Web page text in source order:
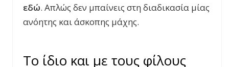
εδώ. Απλώς δεν μπαίνεις στη διαδικασία μίας
ανόητης και άσκοπης μάχης.
Το ίδιο και με τους φίλους